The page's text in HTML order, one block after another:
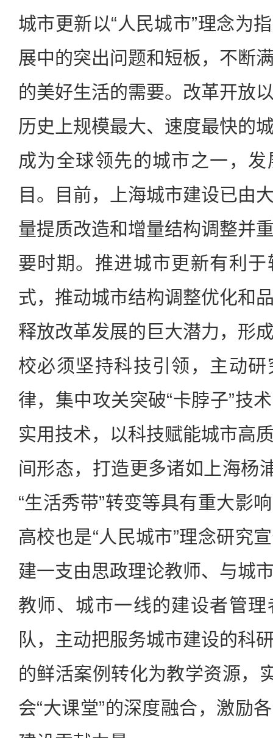
城市更新以“人民城市”理念为
展中的突出问题和短板，不断
的美好生活的需要。改革开放
历史上规模最大、速度最快的
成为全球领先的城市之一，
目。目前，上海城市建设已由
量提质改造和增量结构调整并
要时期。推进城市更新有利
式，推动城市结构调整优化和
释放改革发展的巨大潜力，形
校必须坚持科技引领，主动
律，集中攻关突破“卡脖子”技
实用技术，以科技赋能城市高
间形态，打造更多诸如上海杨
“生活秀带”转变等具有重大影
高校也是“人民城市”理念研究
建一支由思政理论教师、与城
教师、城市一线的建设者管
队，主动把服务城市建设的科
的鲜活案例转化为教学资源，
会“大课堂”的深度融合，激励